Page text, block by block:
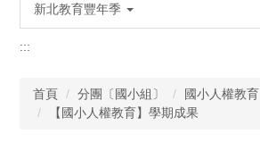
新北教育豐年季
:::
首頁 分團〔國小組〕
國小人權教育
【國小人權教育】學期成果